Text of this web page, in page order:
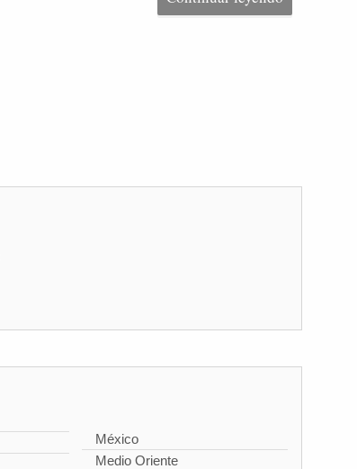
México
Medio Oriente